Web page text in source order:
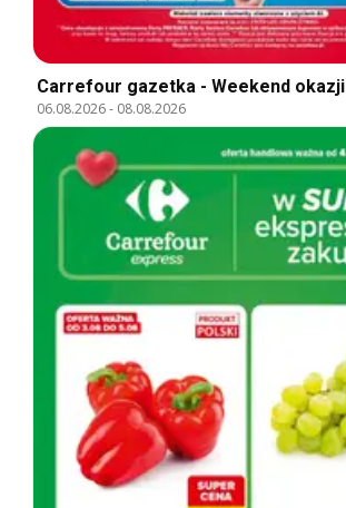
Carrefour gazetka - Weekend okazji
06.08.2026- 08.08.2026